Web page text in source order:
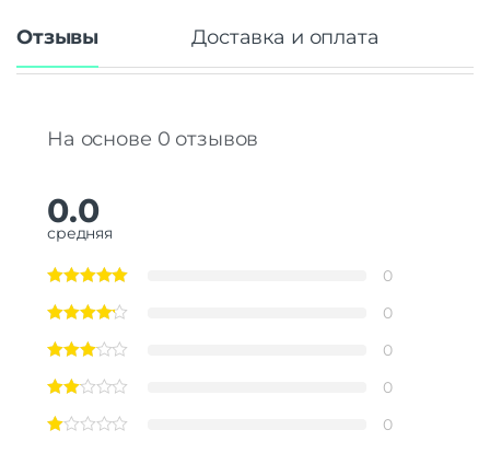
Отзывы Доставка и оплата
На основе 0 отзывов
0.0
средняя
0
0
0
0
0